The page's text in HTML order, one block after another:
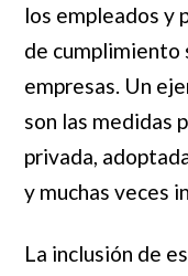
los empleados y
de cumplimiento
empresas. Un
son las medidas
privada,
y muchas veces
La inclusión de